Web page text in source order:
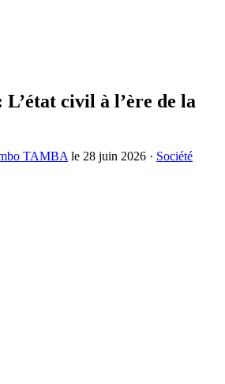
L’état civil à l’ère de la
TAMBA le 28 juin 2026 · Société